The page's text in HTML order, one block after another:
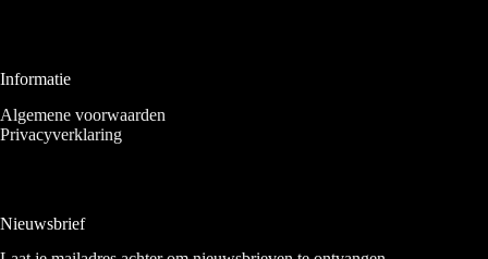
Informatie
Algemene voorwaarden
Privacyverklaring
Nieuwsbrief